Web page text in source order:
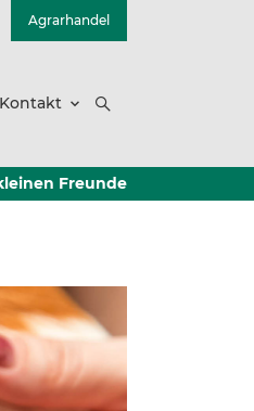
Agrarhandel
Kontakt
Freunde